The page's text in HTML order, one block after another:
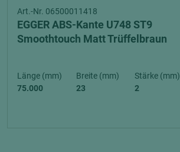
Art.-Nr. 06500011418
EGGER ABS-Kante U748 ST9
Smoothtouch Matt Trüffelbraun
Länge (mm)
75.000
Breite (mm)
23
Stärke (mm)
2